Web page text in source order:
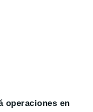
operaciones en